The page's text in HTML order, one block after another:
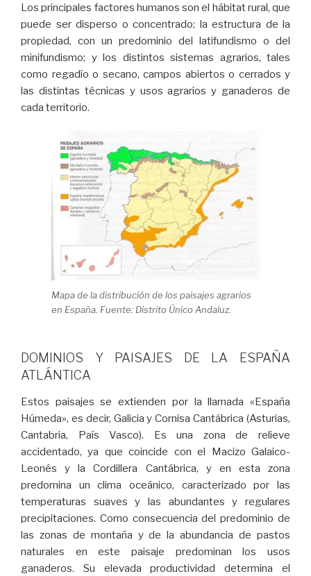
Los principales factores humanos son el hábitat rural, que
puede ser disperso o concentrado; la estructura de la
propiedad, con un predominio del latifundismo o del
minifundismo; y los distintos sistemas agrarios, tales
como regadío o secano, campos abiertos o cerrados y
las distintas técnicas y usos agrarios y ganaderos de
cada territorio.
Mapa de la distribución de los paisajes agrarios
en España. Fuente: Distrito Único Andaluz.
DOMINIOS Y PAISAJES DE LA ESPAÑA
ATLÁNTICA
Estos paisajes se extienden por la llamada «España
Húmeda», es decir, Galicia y Cornisa Cantábrica (Asturias,
Cantabria, País Vasco). Es una zona de relieve
accidentado, ya que coincide con el Macizo Galaico-
Leonés y la Cordillera Cantábrica, y en esta zona
predomina un clima oceánico, caracterizado por las
temperaturas suaves y las abundantes y regulares
precipitaciones. Como consecuencia del predominio de
las zonas de montaña y de la abundancia de pastos
naturales en este paisaje predominan los usos
ganaderos. Su elevada productividad determina el